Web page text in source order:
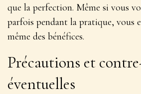
que la perfection. Même si vous
parfois pendant la pratique, vous
même des bénéfices.
Précautions et
éventuelles